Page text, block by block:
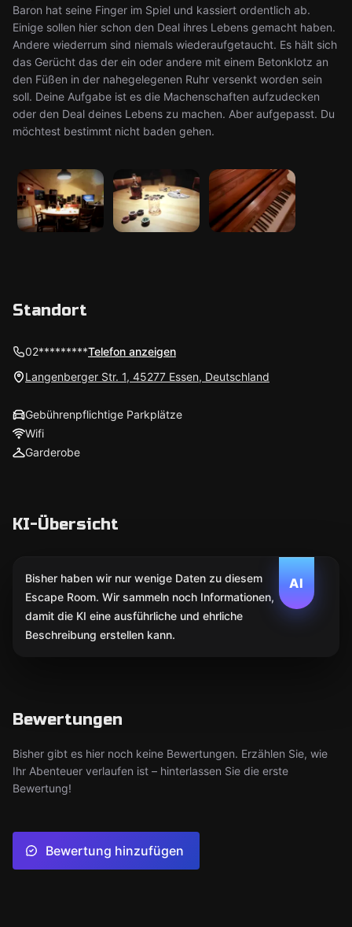
Baron hat seine Finger im Spiel und kassiert ordentlich ab.
Einige sollen hier schon den Deal ihres Lebens gemacht haben.
Andere wiederrum sind niemals wiederaufgetaucht. Es hält sich
das Gerücht das der ein oder andere mit einem Betonklotz an
den Füßen in der nahegelegenen Ruhr versenkt worden sein
soll. Deine Aufgabe ist es die Machenschaften aufzudecken
oder den Deal deines Lebens zu machen. Aber aufgepasst. Du
möchtest bestimmt nicht baden gehen.
Standort
02*********Telefon anzeigen
Langenberger Str. 1, 45277 Essen, Deutschland
Gebührenpflichtige Parkplätze
Wifi
Garderobe
KI-Übersicht
AI
Bisher haben wir nur wenige Daten zu diesem
Escape Room. Wir sammeln noch Informationen,
damit die KI eine ausführliche und ehrliche
Beschreibung erstellen kann.
Bewertungen
Bisher gibt es hier noch keine Bewertungen. Erzählen Sie, wie
Ihr Abenteuer verlaufen ist – hinterlassen Sie die erste
Bewertung!
Bewertung hinzufügen